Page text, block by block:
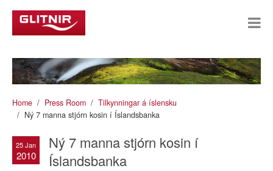
Home Press Room
Tilkynningar á íslensku
Ný 7 manna stjórn kosin í Íslandsbanka
25 Jan
2010
Ný 7 manna stjórn kosin í
Íslandsbanka